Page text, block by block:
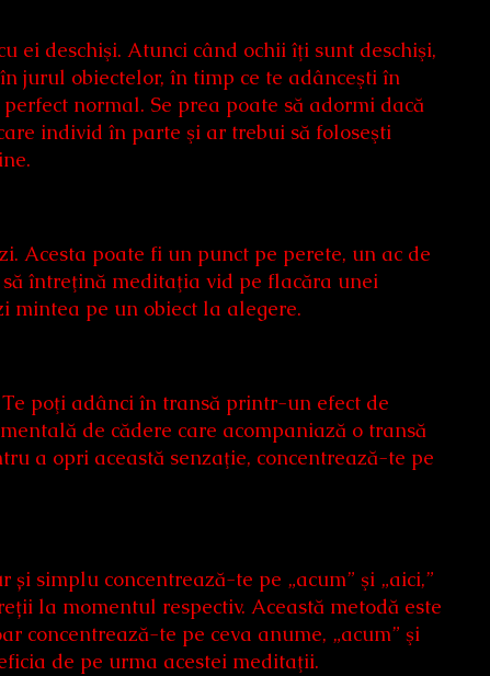
ei deschişi. Atunci când ochii îţi sunt deschişi,
jurul obiectelor, în timp ce te adânceşti în
normal. Se prea poate să adormi dacă
individ în parte şi ar trebui să foloseşti
Acesta poate fi un punct pe perete, un ac de
întreţină meditaţia vid pe flacăra unei
mintea pe un obiect la alegere.
poţi adânci în transă printr-un efect de
de cădere care acompaniază o transă
a opri această senzaţie, concentrează-te pe
simplu concentrează-te pe „acum” şi „aici,”
la momentul respectiv. Această metodă este
concentrează-te pe ceva anume, „acum” şi
de pe urma acestei meditaţii.